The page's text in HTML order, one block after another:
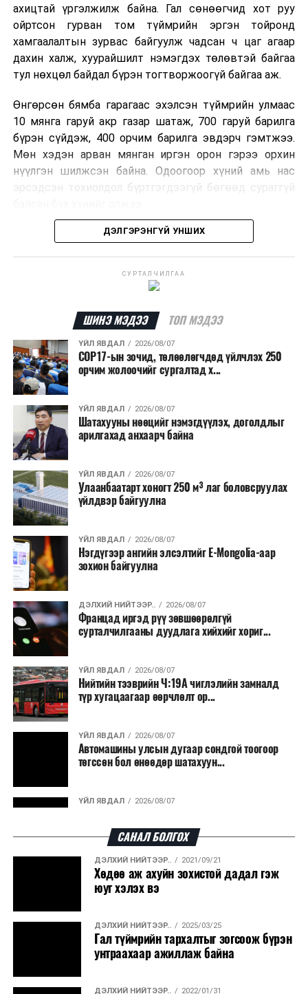
ахицтай үргэлжилж байна. Гал сөнөөгчид хот руу
ойртсон гурван том түймрийн эргэн тойронд
хамгаалалтын зурвас байгуулж чадсан ч цаг агаар
дахин халж, хуурайшилт нэмэгдэх төлөвтэй байгаа
тул нөхцөл байдал бүрэн тогтворжоогүй байгаа аж.
Өнгөрсөн бямба гарагаас эхэлсэн түймрийн улмаас
10 мянга гаруй акр газар шатаж, 700 гаруй барилга
бүрэн сүйдэж, 400 орчим барилга эвдэрч гэмтжээ.
Мөн хэдэн арван мянган иргэн орон гэрээ орхин
нүүлгэн шилжсэн байна. Одоогоор хүний амь нас
эрсэдсэн тохиолдол бүртгэгдээгүй бөгөөд сураггүй
Албаныхны мэдээлснээр түймрийн нэг голомтыг
шатаасан гэх үндэслэлээр эрүүгийн хэрэг үүсгэн
шалтгааныг үргэлжлүүлэн тогтоож байгаа бөгөөд
аянгын улмаас үүсээгүй гэж үзэж байгаа аж.
Одоогоор АНУ даяар 13 мужид 90 гаруй томоохон ой,
хээрийн түймэр идэвхтэй үргэлжилж байгаагийн
талаас илүү нь Орегон болон Вашингтон мужид
бүртгэгдсэн байна. Цаг уурын байгууллагууд ойрын
өдрүүдэд агаарын температур дахин огцом
нэмэгдэж, хуурайшилт эрчимжих төлөвтэй байгааг
анхааруулсан бөгөөд энэ нь гал унтраах ажиллагаанд
шинэ сорилт учруулж болзошгүйг онцолжээ.
ДЭЛГЭРЭНГҮЙ УНШИХ
СУРТАЛЧИЛГАА
ШИНЭ МЭДЭЭ ТОП МЭДЭЭ
ҮЙЛ ЯВДАЛ 2026/08/07
COP17-ын зочид, төлөөлөгчдөд үйлчлэх 250
орчим жолоочийг сургалтад х...
ҮЙЛ ЯВДАЛ 2026/08/07
Шатахууны нөөцийг нэмэгдүүлэх, доголдлыг
арилгахад анхаарч байна
ҮЙЛ ЯВДАЛ 2026/08/07
Улаанбаатарт хоногт 250 м³ лаг боловсруулах
үйлдвэр байгуулна
ҮЙЛ ЯВДАЛ 2026/08/07
Нэгдүгээр ангийн элсэлтийг E-Mongolia-аар
зохион байгуулна
ДЭЛХИЙ НИЙТЭЭР.. 2026/08/07
Францад иргэд рүү зөвшөөрөлгүй
сурталчилгааны дуудлага хийхийг хориг...
ҮЙЛ ЯВДАЛ 2026/08/07
Нийтийн тээврийн Ч:19А чиглэлийн замналд
түр хугацаагаар өөрчлөлт ор...
ҮЙЛ ЯВДАЛ 2026/08/07
Автомашины улсын дугаар сондгой тоогоор
төгссөн бол өнөөдөр шатахуун...
ҮЙЛ ЯВДАЛ 2026/08/07
ДЭЛХИЙ НИЙТЭЭР..
“Уралдронзавод” компанийн ерөнхий
захирлын автомашиныг дэлбэлжээ...
ҮЙЛ ЯВДАЛ
Сүхбаатар боомтоор тав хоногт 10 мянга гаруй
тонн АИ-92 автобензин и...
САНАЛ БОЛГОХ
ДЭЛХИЙ НИЙТЭЭР.. 2021/09/21
Хөдөө аж ахуйн зохистой дадал гэж
юуг хэлэх вэ
ДЭЛХИЙ НИЙТЭЭР.. 2025/03/25
Гал түймрийн тархалтыг зогсоож бүрэн
унтраахаар ажиллаж байна
ДЭЛХИЙ НИЙТЭЭР.. 2022/01/31